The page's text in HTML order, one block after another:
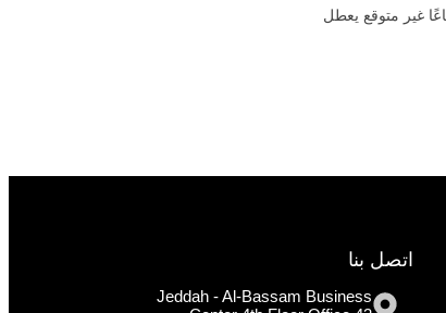
غير متوقع يعطل
اتصل بنا
Jeddah - Al-Bassam Business